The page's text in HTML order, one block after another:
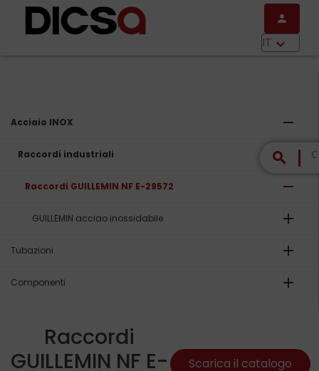
Salta al contenuto principale
person
IT keyboard_arrow_down
search
Acciaio INOX remove
Raccordi industriali remove
Raccordi GUILLEMIN NF E-29572 remove
GUILLEMIN acciao inossidabile add
Tubazioni add
Componenti add
Raccordi
GUILLEMIN NF E-
Scarica il catalogo